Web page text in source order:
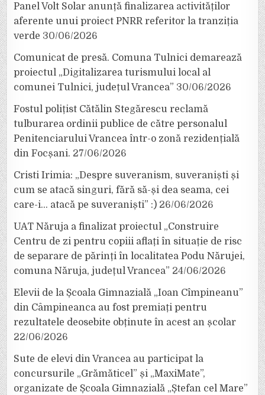
Panel Volt Solar anunță finalizarea activităților
aferente unui proiect PNRR referitor la tranziția
verde 30/06/2026
Comunicat de presă. Comuna Tulnici demarează
proiectul „Digitalizarea turismului local al
comunei Tulnici, județul Vrancea” 30/06/2026
Fostul polițist Cătălin Stegărescu reclamă
tulburarea ordinii publice de către personalul
Penitenciarului Vrancea într-o zonă rezidențială
din Focșani. 27/06/2026
Cristi Irimia: „Despre suveranism, suveraniști și
cum se atacă singuri, fără să-și dea seama, cei
care-i… atacă pe suveraniști” :) 26/06/2026
UAT Năruja a finalizat proiectul „Construire
Centru de zi pentru copiii aflați în situație de risc
de separare de părinți în localitatea Podu Nărujei,
comuna Năruja, județul Vrancea” 24/06/2026
Elevii de la Școala Gimnazială „Ioan Cîmpineanu”
din Câmpineanca au fost premiați pentru
rezultatele deosebite obținute în acest an școlar
22/06/2026
Sute de elevi din Vrancea au participat la
concursurile „Grămăticel” și „MaxiMate”,
organizate de Școala Gimnazială „Ștefan cel Mare”